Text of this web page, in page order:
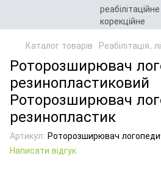
Каталог товарів Реабілітація,
Роторозширювач
резинопластиковий
Роторозширювач
резинопластик
Артикул: Роторозширювач
Написати відгук